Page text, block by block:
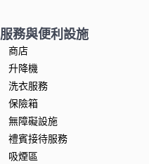
服務與便利設施
商店
升降機
洗衣服務
保險箱
無障礙設施
禮賓接待服務
吸煙區